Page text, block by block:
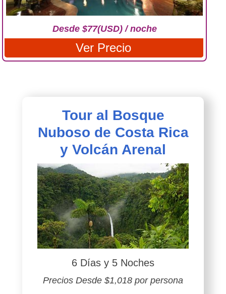
Desde $77(USD) / noche
Ver Precio
Tour al Bosque
Nuboso de Costa Rica
y Volcán Arenal
6 Días y 5 Noches
Precios Desde $1,018 por persona